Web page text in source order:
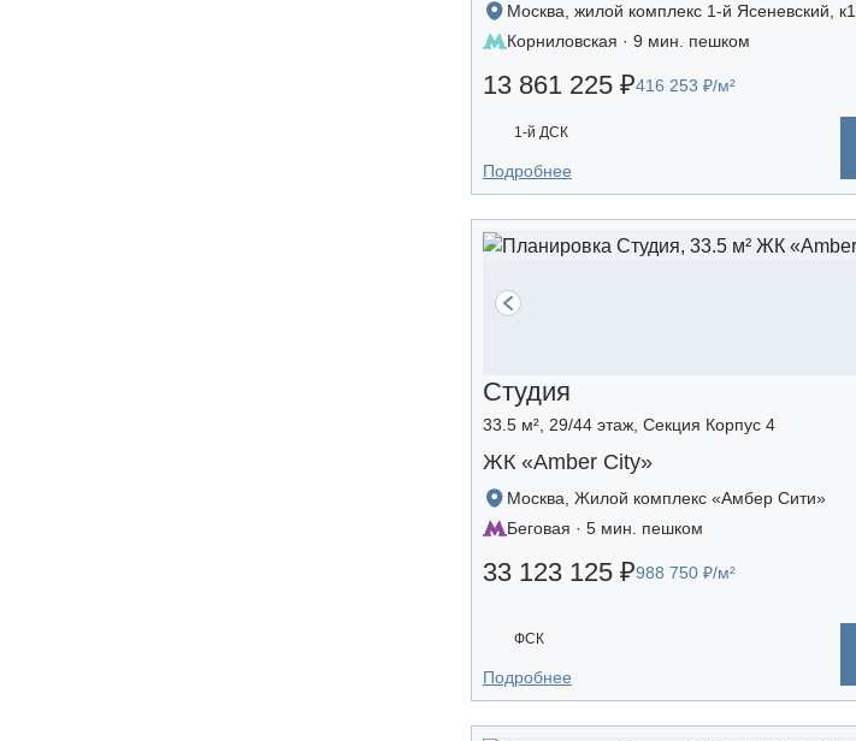
Москва, жилой комплекс 1-й Ясеневский, к1
Корниловская · 9 мин. пешком
13 861 225 ₽416 253 ₽/м²
1-й ДСК
Подробнее
Студия
33.5 м², 29/44 этаж, Секция Корпус 4
ЖК «Amber Сity»
Москва, Жилой комплекс «Амбер Сити»
Беговая · 5 мин. пешком
33 123 125 ₽988 750 ₽/м²
ФСК
Подробнее